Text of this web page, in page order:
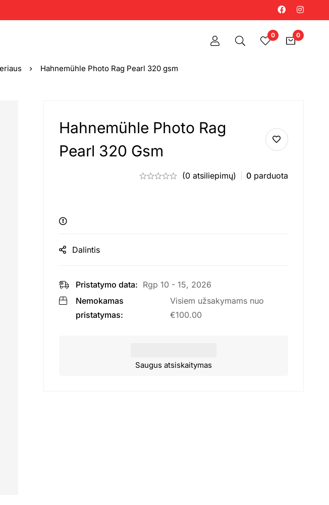
0 0
Hahnemühle Photo Rag Pearl 320 gsm
Hahnemühle Photo Rag
Pearl 320 Gsm
(0 atsiliepimų) 0parduota
Dalintis
Pristatymo data: Rgp 10 - 15, 2026
Nemokamas
pristatymas:
Visiem užsakymams nuo
€100.00
Saugus atsiskaitymas